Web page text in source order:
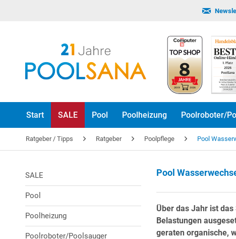
Start SALE Pool Poolheizung Poolroboter/
Ratgeber / Tipps Ratgeber Poolpflege Pool
SALE
Pool
Poolheizung
Poolroboter/Poolsauger
Pool
Über das Jahr ist
Belastungen
geraten organische,